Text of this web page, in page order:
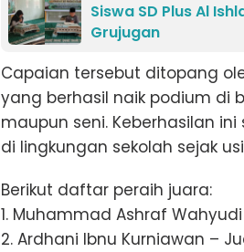
Siswa SD Plus Al
Grujugan
Capaian tersebut ditopang
yang berhasil naik podium di
maupun seni. Keberhasilan
di lingkungan sekolah sejak
Berikut daftar peraih juara:
1. Muhammad Ashraf
2. Ardhani Ibnu Kurniawan –